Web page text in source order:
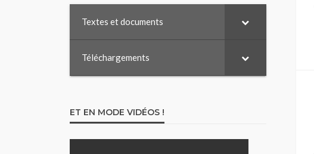
Textes et documents
Téléchargements
ET EN MODE VIDÉOS !